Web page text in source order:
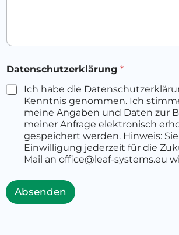
m
a
i
i
t
z
Datenschutzerklärung *
Ich habe die
Kenntnis genommen. Ich
meine Angaben und Daten zur
meiner Anfrage elektronisch
gespeichert werden. Hinweis:
Einwilligung jederzeit für die
Mail an office@leaf-systems.eu
Absenden